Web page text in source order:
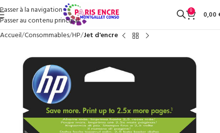
Passer à la navigation
Passer au contenu principal
0 0,00
Accueil Consommables HP Jet d'encre